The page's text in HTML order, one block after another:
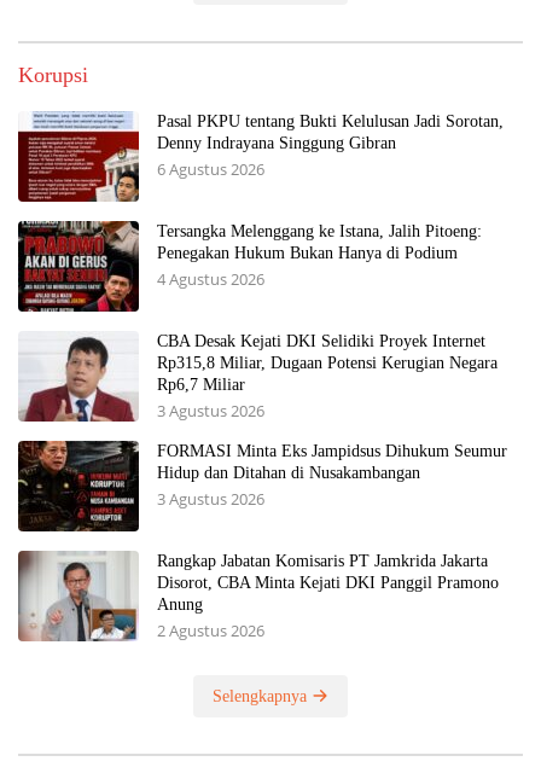
Korupsi
Pasal PKPU tentang Bukti Kelulusan Jadi Sorotan,
Denny Indrayana Singgung Gibran
6 Agustus 2026
Tersangka Melenggang ke Istana, Jalih Pitoeng:
Penegakan Hukum Bukan Hanya di Podium
4 Agustus 2026
CBA Desak Kejati DKI Selidiki Proyek Internet
Rp315,8 Miliar, Dugaan Potensi Kerugian Negara
Rp6,7 Miliar
3 Agustus 2026
FORMASI Minta Eks Jampidsus Dihukum Seumur
Hidup dan Ditahan di Nusakambangan
3 Agustus 2026
Rangkap Jabatan Komisaris PT Jamkrida Jakarta
Disorot, CBA Minta Kejati DKI Panggil Pramono
Anung
2 Agustus 2026
Selengkapnya